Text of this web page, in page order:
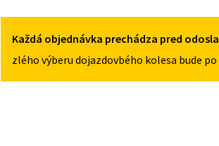
X
OD
125/80R16
5X114,3
Každá objednávka prechádza pred
zlého výberu dojazdovbého kolesa bude